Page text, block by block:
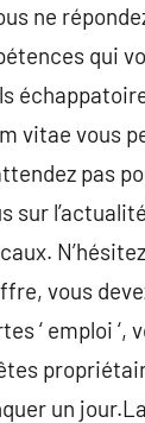
ne
qui
vitae vous
pas
sur
vous
‘ emploi
un